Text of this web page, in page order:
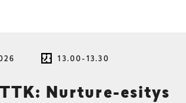
13.00-13.30
Nurture-esitys